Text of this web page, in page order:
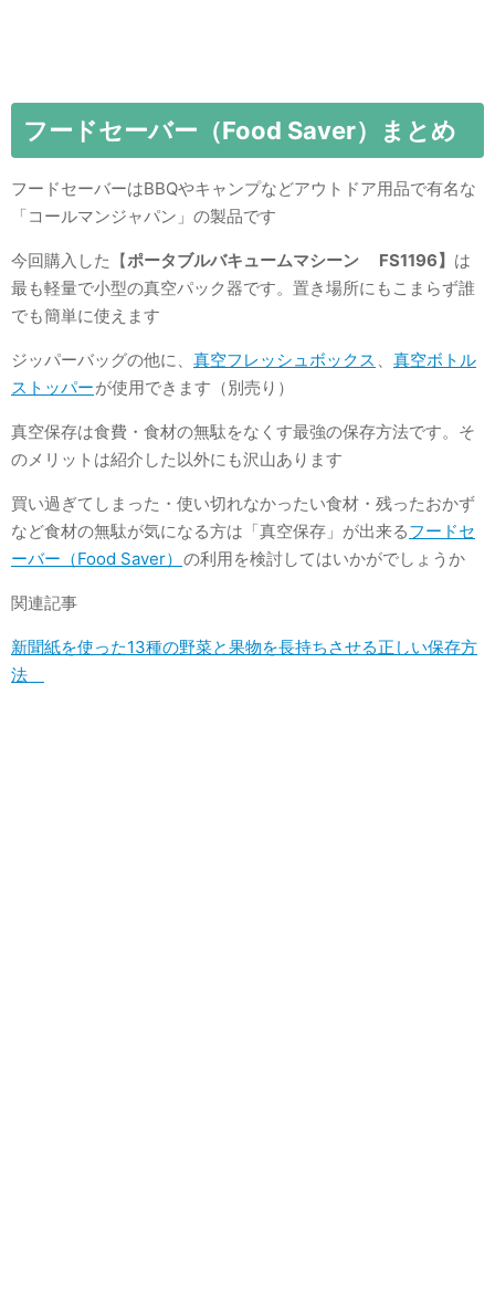
フードセーバー（Food Saver）まとめ
フードセーバーはBBQやキャンプなどアウトドア用品で有名な
「コールマンジャパン」の製品です
今回購入した【ポータブルバキュームマシーン FS1196】 は
最も軽量で小型の真空パック器です。置き場所にもこまらず誰
でも簡単に使えます
ジッパーバッグの他に、 真空フレッシュボックス 、 真空ボトル
ストッパーが使用できます（別売り）
真空保存は食費・食材の無駄をなくす最強の保存方法です。そ
のメリットは紹介した以外にも沢山あります
買い過ぎてしまった・使い切れなかったい食材・残ったおかず
など食材の無駄が気になる方は「真空保存」が出来るフードセ
ーバー（Food Saver） の利用を検討してはいかがでしょうか
関連記事
新聞紙を使った13種の野菜と果物を長持ちさせる正しい保存方
法